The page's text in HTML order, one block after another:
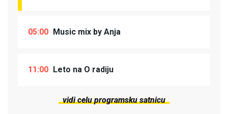
05:00 Music mix by Anja
11:00 Leto na O radiju
vidi celu programsku satnicu